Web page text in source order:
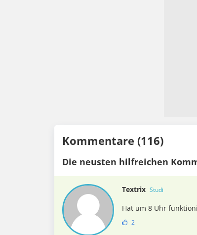
Kommentare (116)
Die neusten hilfreichen
Textrix Studi
Hat um 8 Uhr
2